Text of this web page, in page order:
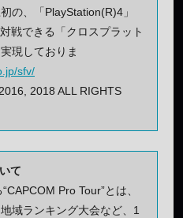
の、「PlayStation(R)4」
戦できる「クロスプラット
現しておりま
sfv/
2018 ALL RIGHTS
て
Pro Tour”とは、
域ランキング大会など、1